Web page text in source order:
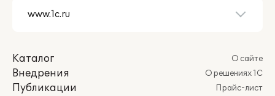
Каталог
Внедрения
Публикации
О сайте
О решениях 1С
Прайс-лист